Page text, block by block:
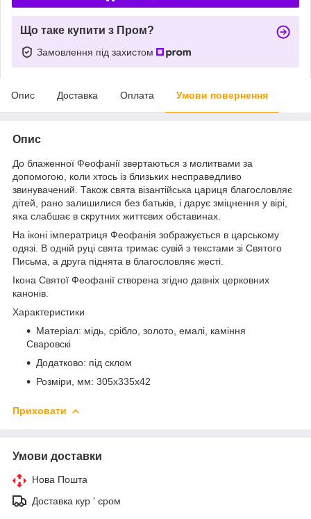
Що таке купити з Пром?
Замовлення під захистом
Опис Доставка Оплата Умови повернення
Опис
До блаженної Феофанії звертаються з молитвами за
допомогою, коли хтось із близьких несправедливо
звинувачений. Також свята візантійська цариця благословляє
дітей, рано залишилися без батьків, і дарує зміцнення у вірі,
яка слабшає в скрутних життєвих обставинах.
На іконі імператриця Феофанія зображується в царському
одязі. В одній руці свята тримає сувій з текстами зі Святого
Письма, а друга піднята в благословляє жесті.
Ікона Святої Феофанії створена згідно давніх церковних
канонів.
Характеристики
Матеріал: мідь, срібло, золото, емалі, каміння
Сваровскі
Додатково: під склом
Розміри, мм: 305x335x42
Приховати
Умови доставки
Нова Пошта
Доставка кур ' єром